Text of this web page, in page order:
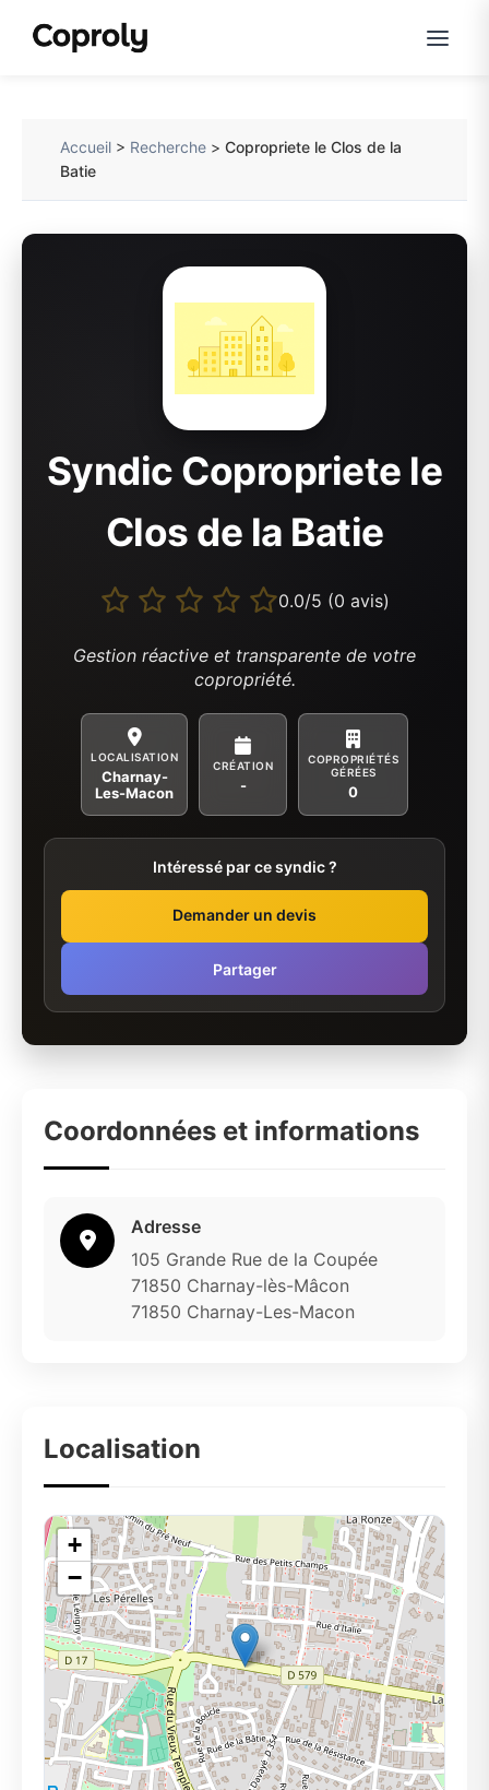
Accueil > Recherche >Copropriete le Clos de la
Batie
Syndic Copropriete le
Clos de la Batie
0.0/5 (0 avis)
Gestion réactive et transparente de votre
copropriété.
LOCALISATION
Charnay-
Les-Macon
CRÉATION
-
COPROPRIÉTÉS
GÉRÉES
0
Intéressé par ce syndic ?
Demander un devis
Partager
Coordonnées et informations
Adresse
105 Grande Rue de la Coupée
71850 Charnay-lès-Mâcon
71850 Charnay-Les-Macon
Localisation
+
−